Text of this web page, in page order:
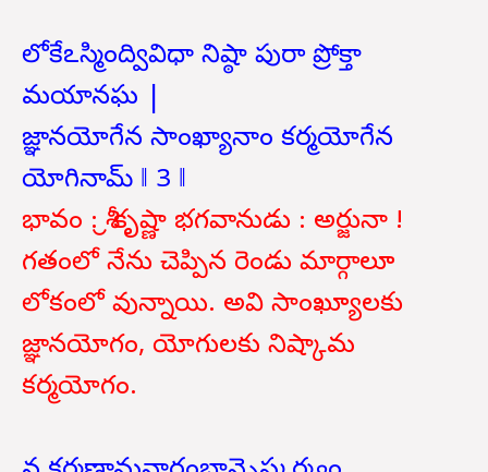
లోకేఽస్మింద్వివిధా నిష్ఠా పురా ప్రోక్తా
మయానఘ |
జ్ఞానయోగేన సాంఖ్యానాం కర్మయోగేన
యోగినామ్ ‖ 3 ‖
భావం : శ్రీ కృష్ణా భగవానుడు : అర్జునా !
గతంలో నేను చెప్పిన రెండు మార్గాలూ
లోకంలో వున్నాయి. అవి సాంఖ్యూలకు
జ్ఞానయోగం, యోగులకు నిష్కామ
కర్మయోగం.